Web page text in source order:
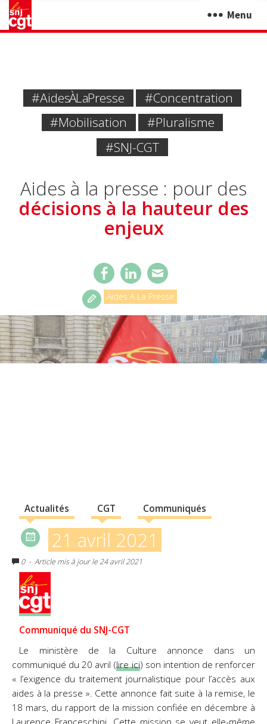
Menu
#aides À La Presse
#concentration
#mobilisation
#pluralisme
#SNJ-CGT
Aides à la presse : pour des
décisions à la hauteur des
enjeux
Aides A La Presse
Actualités CGT Communiqués
21 avril 2021
0 - Article mis à jour le 24 avril 2021
Communiqué du SNJ-CGT
Le ministère de la Culture annonce dans un
communiqué du 20 avril (lire ici) son intention de renforcer
« l’exigence du traitement journalistique pour l’accès aux
aides à la presse ». Cette annonce fait suite à la remise, le
18 mars, du rapport de la mission confiée en décembre à